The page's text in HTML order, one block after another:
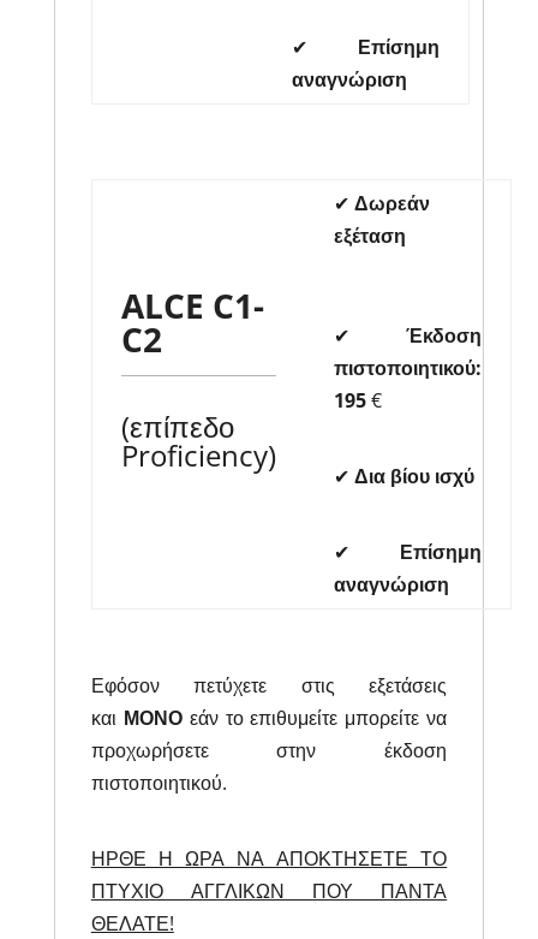
✔ Επίσημη
αναγνώριση
ALCE C1-
C2
(επίπεδο
Proficiency)
✔ Δωρεάν
εξέταση
✔ Έκδοση
πιστοποιητικού:
195€
✔ Δια βίου ισχύ
✔ Επίσημη
αναγνώριση
Εφόσον πετύχετε στις εξετάσεις
και ΜΟΝΟεάν το επιθυμείτε μπορείτε να
προχωρήσετε στην έκδοση
πιστοποιητικού.
ΗΡΘΕ Η ΩΡΑ ΝΑ ΑΠΟΚΤΗΣΕΤΕ ΤΟ
ΠΤΥΧΙΟ ΑΓΓΛΙΚΩΝ ΠΟΥ ΠΑΝΤΑ
ΘΕΛΑΤΕ!